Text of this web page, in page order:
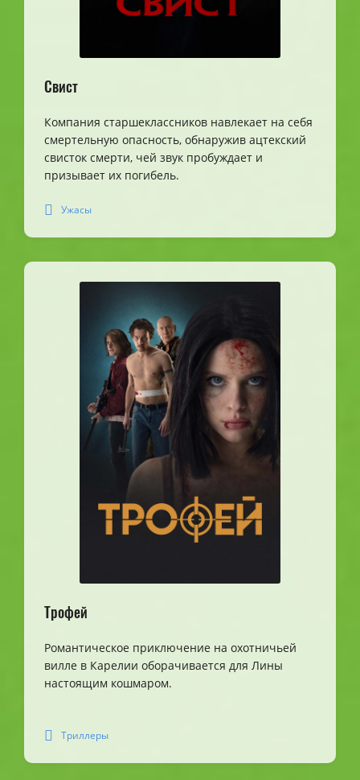
Свист
Компания старшеклассников навлекает на себя
смертельную опасность, обнаружив ацтекский
свисток смерти, чей звук пробуждает и
призывает их погибель.
Ужасы
Трофей
Романтическое приключение на охотничьей
вилле в Карелии оборачивается для Лины
настоящим кошмаром.
Триллеры